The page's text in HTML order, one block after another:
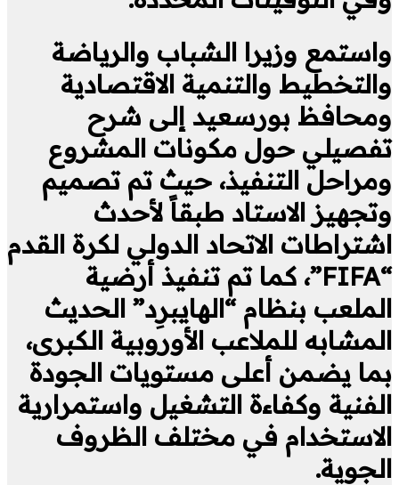
واستمع وزيرا الشباب والرياضة
والتخطيط والتنمية الاقتصادية
ومحافظ بورسعيد إلى شرح
تفصيلي حول مكونات المشروع
ومراحل التنفيذ، حيث تم تصميم
وتجهيز الاستاد طبقاً لأحدث
اشتراطات الاتحاد الدولي لكرة القدم
“FIFA”، كما تم تنفيذ أرضية
الملعب بنظام “الهايبرِد” الحديث
المشابه للملاعب الأوروبية الكبرى،
بما يضمن أعلى مستويات الجودة
الفنية وكفاءة التشغيل واستمرارية
الاستخدام في مختلف الظروف
الجوية.